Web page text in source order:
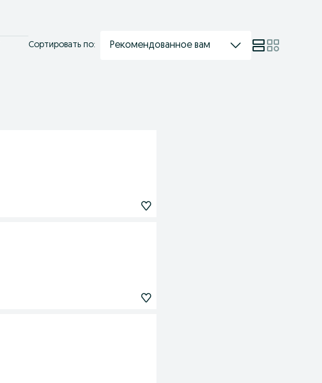
Сортировать по: Рекомендованное вам